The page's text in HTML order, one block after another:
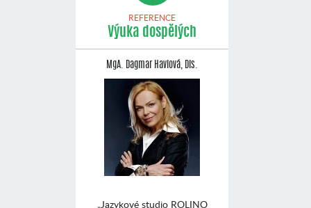
REFERENCE
Výuka dospělých
MgA. Dagmar Havlová, Dis.
„Jazykové studio ROLINO